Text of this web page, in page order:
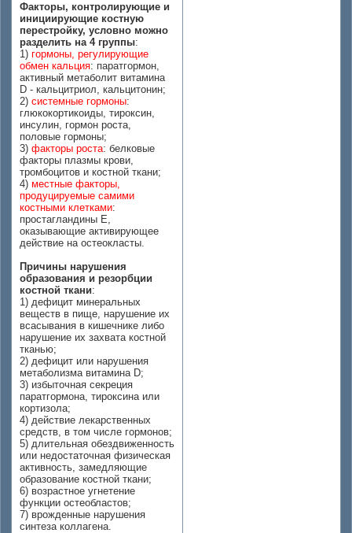
Факторы, контролирующие и
инициирующие костную
перестройку, условно можно
разделить на 4 группы:
1) гормоны, регулирующие
обмен кальция: паратгормон,
активный метаболит витамина
D - кальцитриол, кальцитонин;
2) системные гормоны:
глюкокортикоиды, тироксин,
инсулин, гормон роста,
половые гормоны;
3) факторы роста: белковые
факторы плазмы крови,
тромбоцитов и костной ткани;
4) местные факторы,
продуцируемые самими
костными клетками:
простагландины Е,
оказывающие активирующее
действие на остеокласты.
Причины нарушения
образования и резорбции
костной ткани:
1) дефицит минеральных
веществ в пище, нарушение их
всасывания в кишечнике либо
нарушение их захвата костной
тканью;
2) дефицит или нарушения
метаболизма витамина D;
3) избыточная секреция
паратгормона, тироксина или
кортизола;
4) действие лекарственных
средств, в том числе гормонов;
5) длительная обездвиженность
или недостаточная физическая
активность, замедляющие
образование костной ткани;
6) возрастное угнетение
функции остеобластов;
7) врожденные нарушения
синтеза коллагена.